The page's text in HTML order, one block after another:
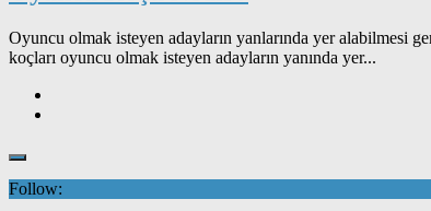
Oyuncu olmak isteyen adayların yanlarında yer alabilmesi
koçları oyuncu olmak isteyen adayların yanında yer...
Follow: